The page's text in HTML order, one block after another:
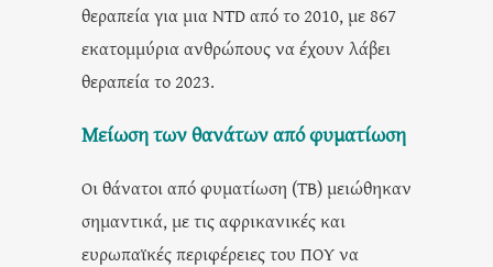
θεραπεία για μια NTD από το 2010, με 867
εκατομμύρια ανθρώπους να έχουν λάβει
θεραπεία το 2023.
Μείωση των θανάτων από φυματίωση
Οι θάνατοι από φυματίωση (TB) μειώθηκαν
σημαντικά, με τις αφρικανικές και
ευρωπαϊκές περιφέρειες του ΠΟΥ να